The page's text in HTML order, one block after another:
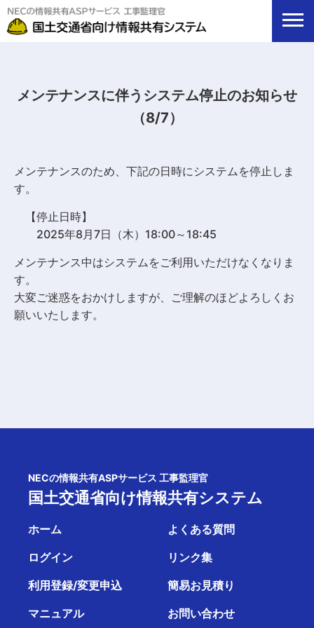
メンテナンスに伴うシステム停止のお知らせ
（8/7）
メンテナンスのため、下記の日時にシステムを停止しま
す。
【停止日時】
2025年8月7日（木）18:00～18:45
メンテナンス中はシステムをご利用いただけなくなりま
す。
大変ご迷惑をおかけしますが、ご理解のほどよろしくお
願いいたします。
NECの情報共有ASPサービス 工事監理官
国土交通省向け情報共有システム
ホーム
ログイン
利用登録/変更申込
マニュアル
よくある質問
リンク集
簡易お見積り
お問い合わせ